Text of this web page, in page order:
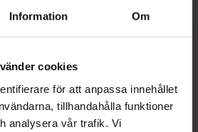
Information Om
cookies
för att anpassa innehållet
tillhandahålla funktioner
analysera vår trafik. Vi
108,25 kr